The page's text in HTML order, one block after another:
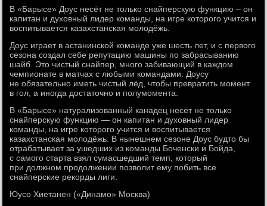
В «Барысе» Доус несёт не только снайперскую функцию – он
капитан и духовный лидер команды, на игре которого учится и
воспитывается казахстанская молодёжь.
Доус играет в астанинской команде уже шесть лет, и с первого
сезона создал себе репутацию машины по забрасыванию
шайб. Это чистый снайпер, много забивающий в каждом
чемпионате в матчах с любыми командами. Доусу
не обязательно иметь чистый лёд, чтобы превратить момент
в гол, а иногда достаточно и полумомента.
В «Барысе» натурализованный канадец несёт не только
снайперскую функцию — он капитан и духовный лидер
команды, на игре которого учится и воспитывается
казахстанская молодёжь. В нынешнем сезоне Доус будто бы
отрабатывает за ушедших из команды Боченски и Бойда,
с самого старта взял сумасшедший темп, который
при должном продолжении позволит ему побить все
снайперские рекорды лиги.
Юусо Хиетанен («Динамо» Москва)